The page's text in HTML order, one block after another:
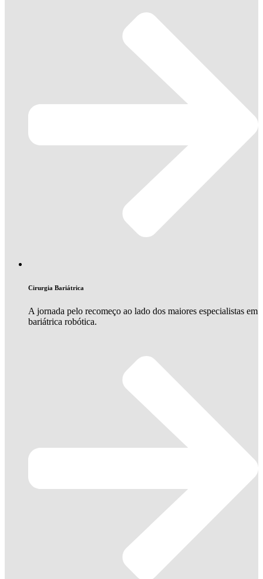
Cirurgia Bariátrica
A jornada pelo recomeço ao lado dos maiores especialistas em
bariátrica robótica.